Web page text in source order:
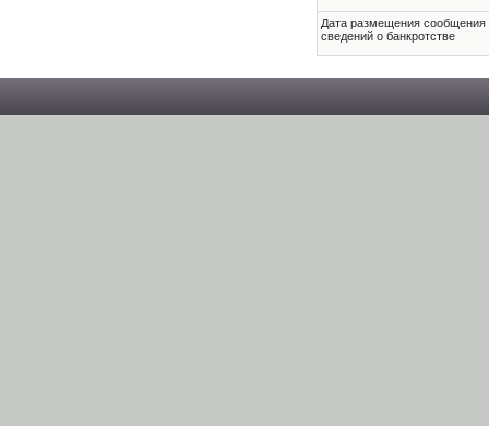
Дата размещения
сведений о банкротстве